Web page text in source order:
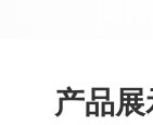
产品展